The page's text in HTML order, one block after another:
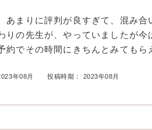
あまりに評判が良すぎて、混み
りの先生が、やっていましたが
約でその時間にきちんとみてもら
年08月 投稿時期： 2023年08月